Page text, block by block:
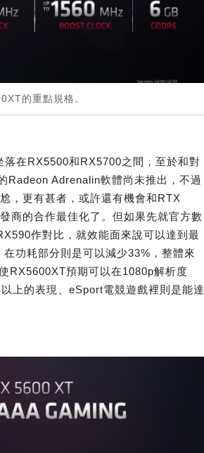
的重點規格。
在RX5500和RX5700之間，至於和對
Radeon Adrenalin軟體尚未推出，不過
，更有甚者，或許還有機會和RTX
商的合作最佳化了。但如果先就官方數
作對比，就效能面來說可以達到最
功耗部分則是可以減少33%，整體來
RX5600XT預期可以在1080p解析度
上的表現、eSport電競遊戲裡則是能達